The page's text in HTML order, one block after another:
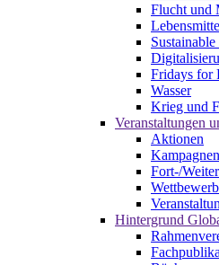
Flucht und
Fridays for
Wasser
Krieg und
Veranstaltungen
Aktionen
Kampagnen
Fort-/
Hintergrund